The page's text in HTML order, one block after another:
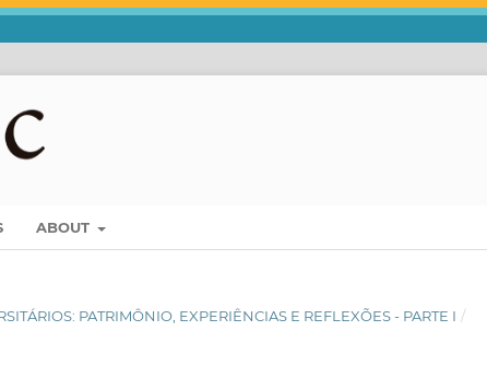
ABOUT
PATRIMÔNIO, EXPERIÊNCIAS E REFLEXÕES - PARTE I /